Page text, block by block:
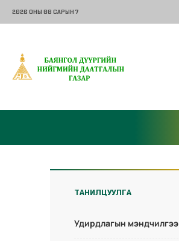
2026 ОНЫ 08 САРЫН 7
ТАНИЛЦУУЛГА
Удирдлагын мэндчилгээ